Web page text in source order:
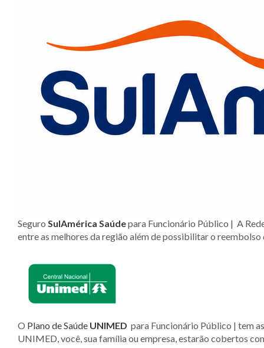
Seguro SulAmérica Saúdepara Funcionário Público | A
entre as melhores da região além de possibilitar o reembolso
O Plano de Saúde UNIMED para Funcionário Público | tem
UNIMED, você, sua família ou empresa, estarão cobertos